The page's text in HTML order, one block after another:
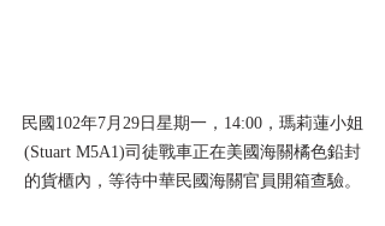
民國102年7月29日星期一，14:00，瑪莉蓮小姐
(Stuart M5A1)司徒戰車正在美國海關橘色鉛封
的貨櫃內，等待中華民國海關官員開箱查驗。